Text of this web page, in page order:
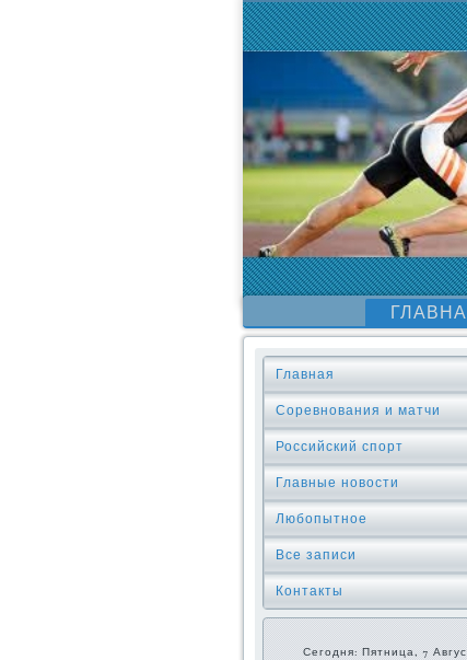
Главная
Соревнования и матчи
Российский спорт
Главные новости
Любопытное
Все записи
Контакты
Сегодня: Пятница, 7